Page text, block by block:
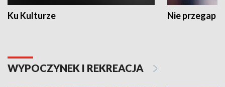
Ku Kulturze Nie przegap
WYPOCZYNEK I REKREACJA